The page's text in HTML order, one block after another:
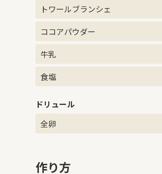
トワールブランシェ
ココアパウダー
牛乳
食塩
ドリュール
全卵
作り方